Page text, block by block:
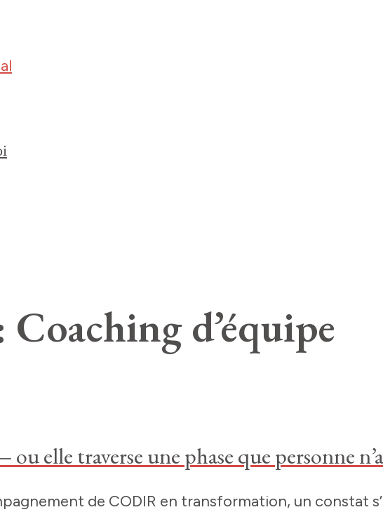
d’équipe
elle traverse une phase que personne
de CODIR en transformation, un constat